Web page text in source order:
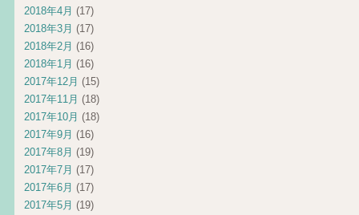
2018年4月 (17)
2018年3月 (17)
2018年2月 (16)
2018年1月 (16)
2017年12月 (15)
2017年11月 (18)
2017年10月 (18)
2017年9月 (16)
2017年8月 (19)
2017年7月 (17)
2017年6月 (17)
2017年5月 (19)